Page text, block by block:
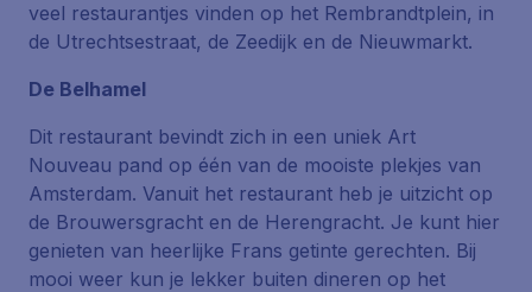
veel restaurantjes vinden op het Rembrandtplein, in
de Utrechtsestraat, de Zeedijk en de Nieuwmarkt.
De Belhamel
Dit restaurant bevindt zich in een uniek Art
Nouveau pand op één van de mooiste plekjes van
Amsterdam. Vanuit het restaurant heb je uitzicht op
de Brouwersgracht en de Herengracht. Je kunt hier
genieten van heerlijke Frans getinte gerechten. Bij
mooi weer kun je lekker buiten dineren op het